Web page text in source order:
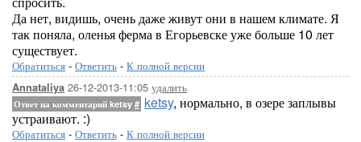
Да нет, видишь, очень даже живут они в нашем климате. Я
так поняла, оленья ферма в Егорьевске уже больше 10 лет
существует.
Обратиться - Ответить - К полной версии
Annataliya 26-12-2013-11:05 удалить
Ответ на комментарий ketsy # ketsy, нормально, в озере заплывы
устраивают. :)
Обратиться - Ответить - К полной версии